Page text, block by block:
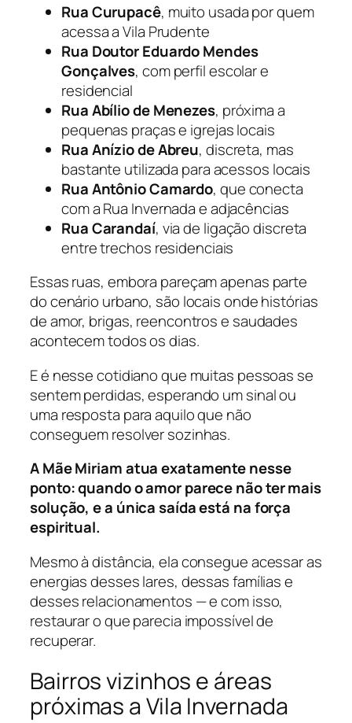
Rua Curupacê, muito usada por quem
acessa a Vila Prudente
Rua Doutor Eduardo Mendes
Gonçalves, com perfil escolar e
residencial
Rua Abílio de Menezes, próxima a
pequenas praças e igrejas locais
Rua Anízio de Abreu, discreta, mas
bastante utilizada para acessos locais
Rua Antônio Camardo, que conecta
com a Rua Invernada e adjacências
Rua Carandaí, via de ligação discreta
entre trechos residenciais
Essas ruas, embora pareçam apenas parte
do cenário urbano, são locais onde histórias
de amor, brigas, reencontros e saudades
acontecem todos os dias.
E é nesse cotidiano que muitas pessoas se
sentem perdidas, esperando um sinal ou
uma resposta para aquilo que não
conseguem resolver sozinhas.
A Mãe Miriam atua exatamente nesse
ponto: quando o amor parece não ter mais
solução, e a única saída está na força
espiritual.
Mesmo à distância, ela consegue acessar as
energias desses lares, dessas famílias e
desses relacionamentos — e com isso,
restaurar o que parecia impossível de
recuperar.
Bairros vizinhos e áreas
próximas a Vila Invernada